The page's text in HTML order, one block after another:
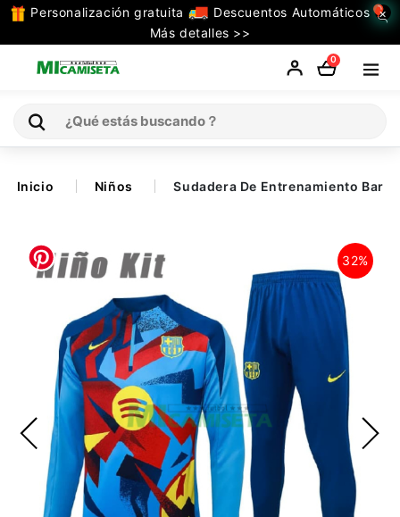
Personalización gratuita
Descuentos Automáticos
Más detalles >>
×
0
TODAS
LAS
CATEGORIAS
Retro
Ligue 1
Serie A
Premier League
Bundesliga
Otras Ligas
Inicio Niños Sudadera De Entrenamiento
32%